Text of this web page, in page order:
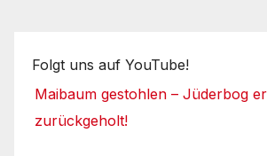
Folgt uns auf YouTube!
Maibaum gestohlen – Jüderbog
zurückgeholt!